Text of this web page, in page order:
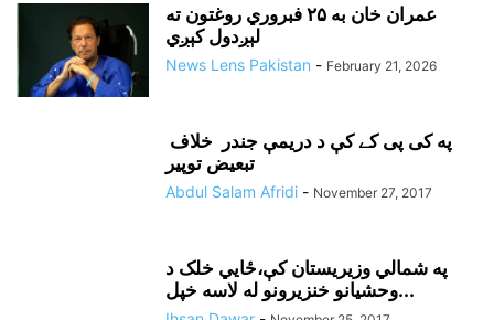
عمران خان به ۲۵ فبروري روغتون ته
لېږدول کېږي
News Lens Pakistan - February 21, 2026
په کی پی کے کې د دريمې جندر خلاف
تبعيض توپير
Abdul Salam Afridi - November 27, 2017
په شمالي وزيريستان کې،ځايي خلک د
وحشيانو خنزيرونو له لاسه خپل...